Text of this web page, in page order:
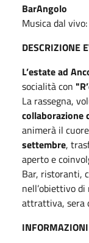
BarAngolo
Musica dal
DESCRIZIONE
L’estate ad
socialità con
La rassegna,
collaborazione
animerà il
settembre,
aperto e
Bar, ristoranti,
nell’obiettivo
attrattiva, sera